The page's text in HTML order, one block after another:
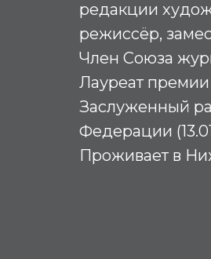
редакции
режиссёр,
Член Союза
Лауреат
Заслуженный
Федерации
Проживает в